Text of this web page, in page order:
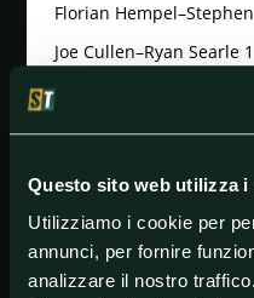
Questo sito web utilizza i
Utilizziamo i cookie per
annunci, per fornire
analizzare il nostro
Florian
Joe Cullen–Ryan Searle 1
Ross Smith–Chris Dobey 2
Dalle 20:00 in poi
Ricky Evans– Daryl
Quote interessanti